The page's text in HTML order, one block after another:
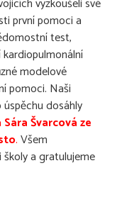
vyzkoušeli své
první pomoci a
test,
modelové
pomoci. Naši
dosáhly
Švarcová ze
.Všem
a gratulujeme